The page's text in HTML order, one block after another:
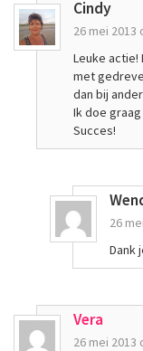
Cindy
26 mei 2013
Leuke actie!
met
dan bij
Ik doe
Succes!
26
Dank
Vera
26 mei 2013